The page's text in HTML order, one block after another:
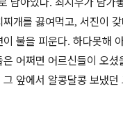
.
개를 끓여먹고, 서진이
불을 피운다. 하다못해
어쩌면 어르신들이 오셨
앞에서 알콩달콩 보냈던